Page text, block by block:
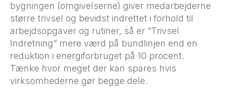
bygningen (omgivelserne) giver medarbejderne
større trivsel og bevidst indrettet i forhold til
arbejdsopgaver og rutiner, så er ”Trivsel
Indretning” mere værd på bundlinjen end en
reduktion i energiforbruget på 10 procent.
Tænke hvor meget der kan spares hvis
virksomhederne gør begge dele.